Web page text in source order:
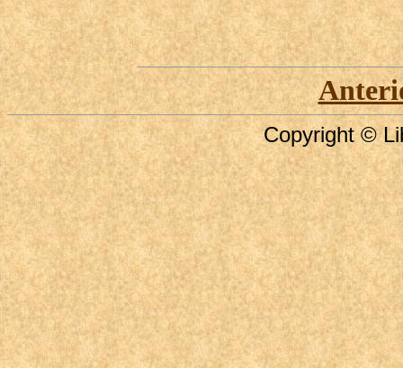
Copyright ©